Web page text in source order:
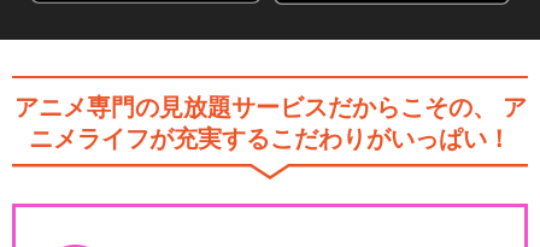
アニメ専門の見放題サービスだからこその、
ア
ニメライフが充実するこだわりがいっぱい！